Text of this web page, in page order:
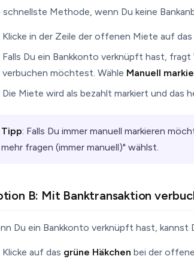
schnellste Methode, wenn Du keine
Klicke in der Zeile der offenen Miete auf das
Falls Du ein Bankkonto verknüpft hast,
verbuchen möchtest. Wähle Manuell
Die Miete wird als bezahlt markiert und das
Tipp: Falls Du immer manuell markieren
mehr fragen (immer manuell)" wählst.
B: Mit Banktransaktion
Du ein Bankkonto verknüpft hast, kannst
Klicke auf das grüne Häkchen bei der